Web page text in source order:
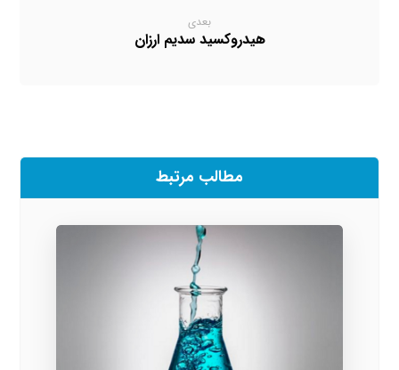
بعدی
هیدروکسید سدیم ارزان
مطالب مرتبط